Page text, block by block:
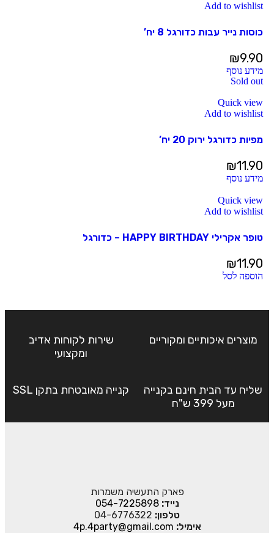
Add to wishlist
כוסות נייר עבות כדורגל 8 יח’
₪9.90
מידע נוסף
Sold out
Quick view
Add to wishlist
מפיות כדורגל ירוק 20 יח’
₪11.90
מידע נוסף
Quick view
Add to wishlist
טופר אקרילי HAPPY BIRTHDAY – כדורגל
₪11.90
הוספה לסל
מוצרים איכותיים ומקוריים
שירות לקוחות אדיב
ומקצועי
שליח עד הבית חינם בקנייה
מעל 399 ש"ח
קנייה מאובטחת בתקן SSL
פארק התעשיה משמרות
נייד:054-7225898
טלפון: 04-6776322
אימיל: 4p.4party@gmail.com